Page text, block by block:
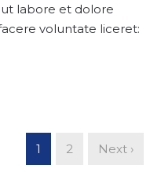
labore et dolore
voluntate liceret:
1 2 Next ›